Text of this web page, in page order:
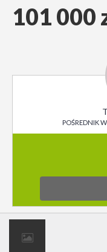
101 000
POŚREDNIK